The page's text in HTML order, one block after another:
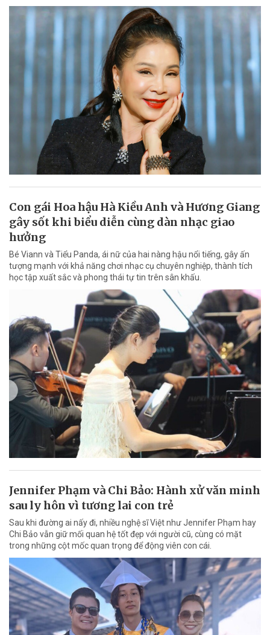
Con gái Hoa hậu Hà Kiều Anh và Hương Giang
gây sốt khi biểu diễn cùng dàn nhạc giao
hưởng
Bé Viann và Tiểu Panda, ái nữ của hai nàng hậu nổi tiếng, gây ấn
tượng mạnh với khả năng chơi nhạc cụ chuyên nghiệp, thành tích
học tập xuất sắc và phong thái tự tin trên sân khấu.
Jennifer Phạm và Chi Bảo: Hành xử văn minh
sau ly hôn vì tương lai con trẻ
Sau khi đường ai nấy đi, nhiều nghệ sĩ Việt như Jennifer Phạm hay
Chi Bảo vẫn giữ mối quan hệ tốt đẹp với người cũ, cùng có mặt
trong những cột mốc quan trọng để động viên con cái.